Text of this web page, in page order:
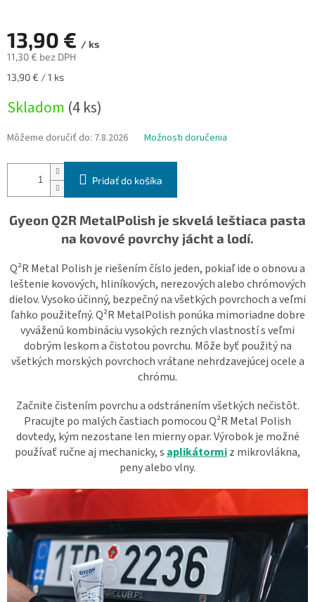
13,90 € / ks
11,30 € bez DPH
Jednotková
13,90 € / 1 ks
Skladom (4 ks)
Môžeme doručiť do: 7.8.2026 Možnosti doručenia
Pridať do košíka
Gyeon Q2R MetalPolish je skvelá leštiaca pasta
na kovové povrchy jácht a lodí.
Q²R Metal Polish je riešením číslo jeden, pokiaľ ide o obnovu a
leštenie kovových, hliníkových, nerezových alebo chrómových
dielov. Vysoko účinný, bezpečný na všetkých povrchoch a veľmi
ľahko použiteľný. Q²R MetalPolish ponúka mimoriadne dobre
vyváženú kombináciu vysokých rezných vlastností s veľmi
dobrým leskom a čistotou povrchu. Môže byť použitý na
všetkých morských povrchoch vrátane nehrdzavejúcej ocele a
chrómu.
Začnite čistením povrchu a odstránením všetkých nečistôt.
Pracujte po malých častiach pomocou Q²R Metal Polish
dovtedy, kým nezostane len mierny opar. Výrobok je možné
používať ručne aj mechanicky, saplikátormiz mikrovlákna,
peny alebo vlny.